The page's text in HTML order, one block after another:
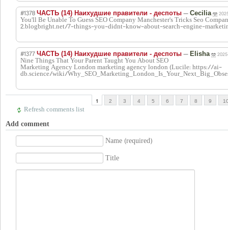
#1378 ЧАСТЬ (14) Наихудшие правители - деспоты — Cecilia
You'll Be Unable To Guess SEO Company Manchester's Tricks Seo
2.blogbright.net/7-things-you-didnt-know-about-search-engine-
#1377 ЧАСТЬ (14) Наихудшие правители - деспоты — Elisha
Nine Things That Your Parent Taught You About SEO
Marketing Agency London marketing agency london (Lucile: https://ai-
db.science/wiki/
1 2 3 4 5 6 7 8 9
Refresh comments list
Add comment
Name (required)
Title